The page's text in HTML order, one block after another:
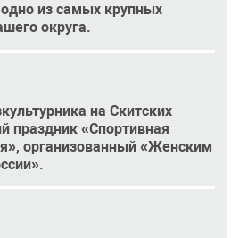
из самых крупных
округа.
на Скитских
праздник «Спортивная
организованный «Женским